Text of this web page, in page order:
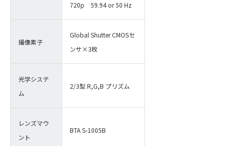
720p 59.94 or 50 Hz
撮像素子
Global Shutter CMOSセ
ンサ×3枚
光学システ
ム
2/3型 R,G,B プリズム
レンズマウ
ント
BTA S-1005B